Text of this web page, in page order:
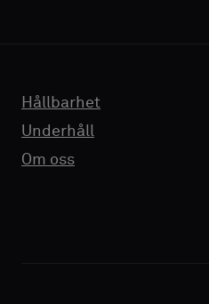
Hållbarhet
Underhåll
Om oss